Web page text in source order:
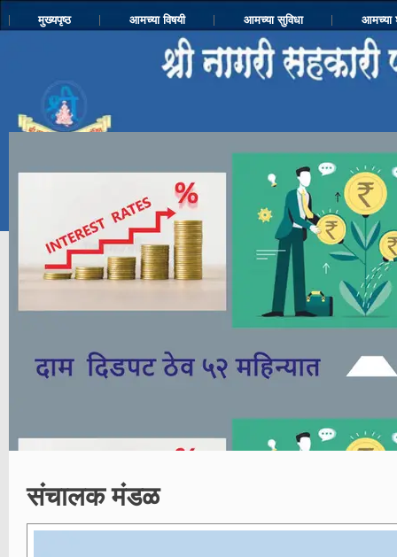
मुख्यपृष्ठ आमच्या विषयी आमच्या सुविधा आमच्या
संचालक मंडळ